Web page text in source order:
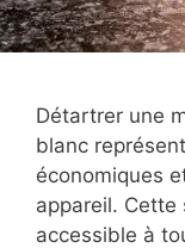
Détartrer une
blanc
économiques
appareil.
accessible à